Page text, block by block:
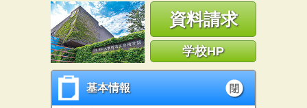
資料請求
学校HP
基本情報
基本情報